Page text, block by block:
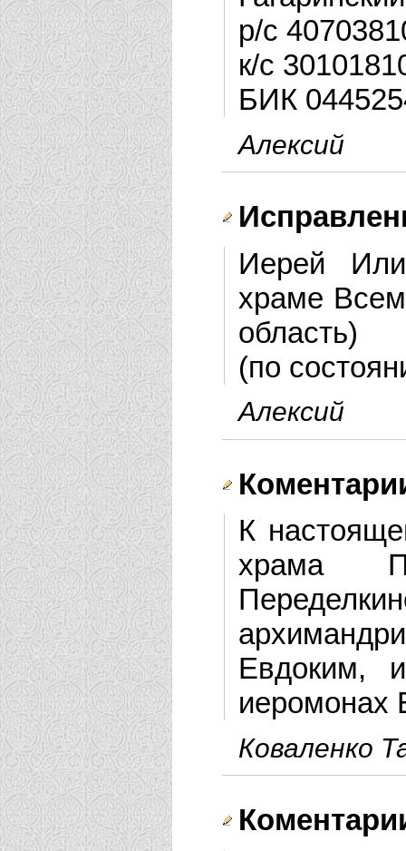
р/с
к/с
БИК
Алексий
Иерей
храме
область)
(по
Алексий
К
храма
Евдоким,
иеромонах
Коваленко